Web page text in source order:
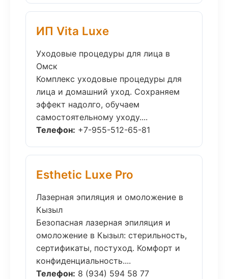
ИП Vita Luxe
Уходовые процедуры для лица в
Омск
Комплекс уходовые процедуры для
лица и домашний уход. Сохраняем
эффект надолго, обучаем
самостоятельному уходу....
Телефон: +7-955-512-65-81
Esthetic Luxe Pro
Лазерная эпиляция и омоложение в
Кызыл
Безопасная лазерная эпиляция и
омоложение в Кызыл: стерильность,
сертификаты, постуход. Комфорт и
конфиденциальность....
Телефон: 8 (934) 594 58 77